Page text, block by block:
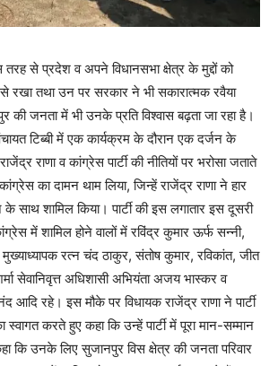
तरह से प्रदेश व अपने विधानसभा क्षेत्र के मुद्दों को
रखा तथा उन पर सरकार ने भी सकारात्मक रवैया
जनता में भी उनके प्रति विश्वास बढ़ता जा रहा है।
टिब्बी में एक कार्यक्रम के दौरान एक दर्जन के
राणा व कांग्रेस पार्टी की नीतियों पर भरोसा जताते
का दामन थाम लिया, जिन्हें राजेंद्र राणा ने हार
के साथ शामिल किया। पार्टी की इस लगातार इस दूसरी
में शामिल होने वालों में रविंद्र कुमार ऊर्फ सन्नी,
रत्न चंद ठाकुर, संतोष कुमार, रविकांत, जीत
सेवानिवृत्त अधिशासी अभियंता अजय भास्कर व
आदि रहे। इस मौके पर विधायक राजेंद्र राणा ने पार्टी
करते हुए कहा कि उन्हें पार्टी में पूरा मान-सम्मान
कि उनके लिए सुजानपुर विस क्षेत्र की जनता परिवार